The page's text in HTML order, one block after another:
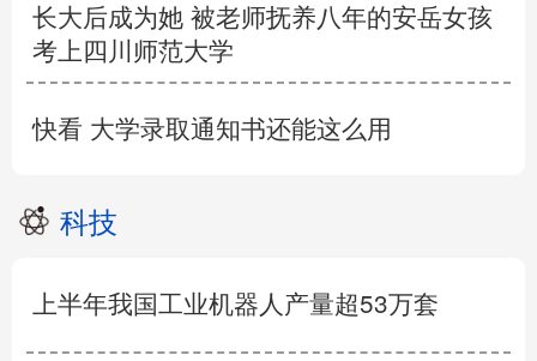
长大后成为她 被老师抚养八年的安岳女孩
考上四川师范大学
快看 大学录取通知书还能这么用
科技
上半年我国工业机器人产量超53万套